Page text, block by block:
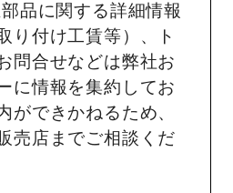
品に関する詳細情報
り付け工賃等）、ト
問合せなどは弊社お
に情報を集約してお
ができかねるため、
売店までご相談くだ